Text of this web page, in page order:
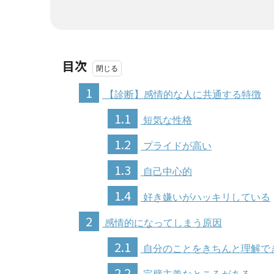
目次
1
【診断】感情的な人に共通する特徴
1.1 短気な性格
1.2 プライドが高い
1.3 自己中心的
1.4 好き嫌いがハッキリしている
2 感情的になってしまう原因
2.1 自分のことをきちんと理解で